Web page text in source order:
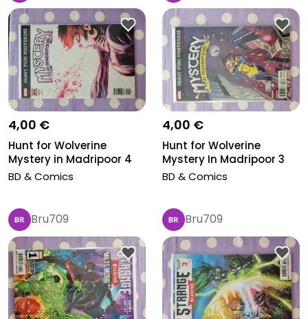
4,00 €
Hunt for Wolverine
Mystery in Madripoor 4
BD & Comics
4,00 €
Hunt for Wolverine
Mystery In Madripoor 3
BD & Comics
Bru709 Bru709